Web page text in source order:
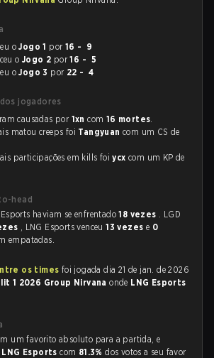
oJogo 1 por 16 - 9
o Jogo 2 por16 - 5
oJogo 3 por 22 - 4
jogadores
causadas por 1xn com 16 mortes.
matou creeps foi Tangyuan com um CS de
participações em kills foiycx com um KP de
head
haviam se enfrentado18 vezes . LGD
, LNG Esports venceu13 vezes e 0
empatadas.
os times foi jogada dia 21 de jan. de 2026
1 2026 Group Nirvanaonde LNG Esports
um favorito absoluto para a partida, e
LNG Esportscom 81.3%dos votos a seu favor